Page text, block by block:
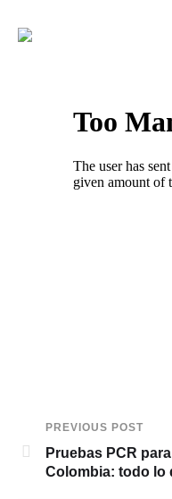
PREVIOUS POST
Pruebas PCR
Colombia: todo lo